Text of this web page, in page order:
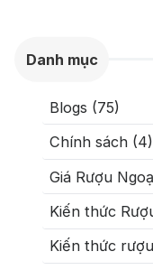
Danh mục
Blogs (75)
Chính sách (4)
Giá Rượu
Kiến thức
Kiến thức